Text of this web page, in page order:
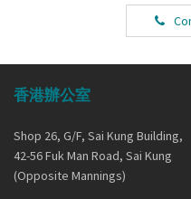
香港辦公室
Shop 26, G/F, Sai Kung Building,
42-56 Fuk Man Road, Sai Kung
(Opposite Mannings)